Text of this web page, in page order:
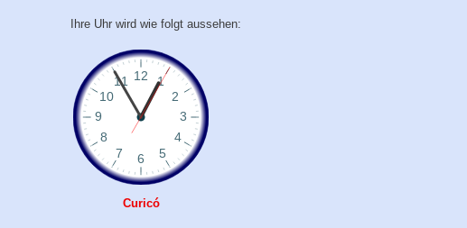
Ihre Uhr wird wie folgt aussehen:
Curicó